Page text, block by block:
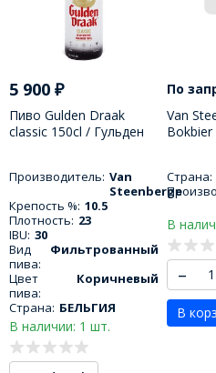
5 900 ₽
Пиво Gulden Draak
classic 150cl / Гульден
Производитель: Van
Steenberge
Крепость %: 10.5
Плотность: 23
IBU: 30
Вид
пива:
Фильтрованный
Цвет
пива:
Коричневый
Страна: БЕЛЬГИЯ
В наличии: 1 шт.
По
Van
Bokbier
Страна:
В
–
В